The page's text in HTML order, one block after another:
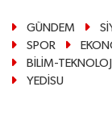
GÜNDEM
SPOR
BİLİM-TEKNOLOJİ
YEDİSU